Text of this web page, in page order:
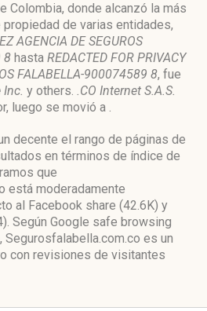
Colombia, donde alcanzó la más
de varias entidades,
AGENCIA DE SEGUROS
8 hasta REDACTED FOR PRIVACY
FALABELLA-900074589 8, fue
Inc. y others. .CO Internet S.A.S.
luego se movió a .
decente el rango de páginas de
en términos de índice de
que
está moderadamente
al Facebook share (42.6K) y
Según Google safe browsing
Segurosfalabella.com.co es un
con revisiones de visitantes